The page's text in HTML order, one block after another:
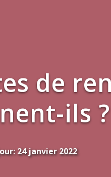
de
ils ?
24 janvier 2022